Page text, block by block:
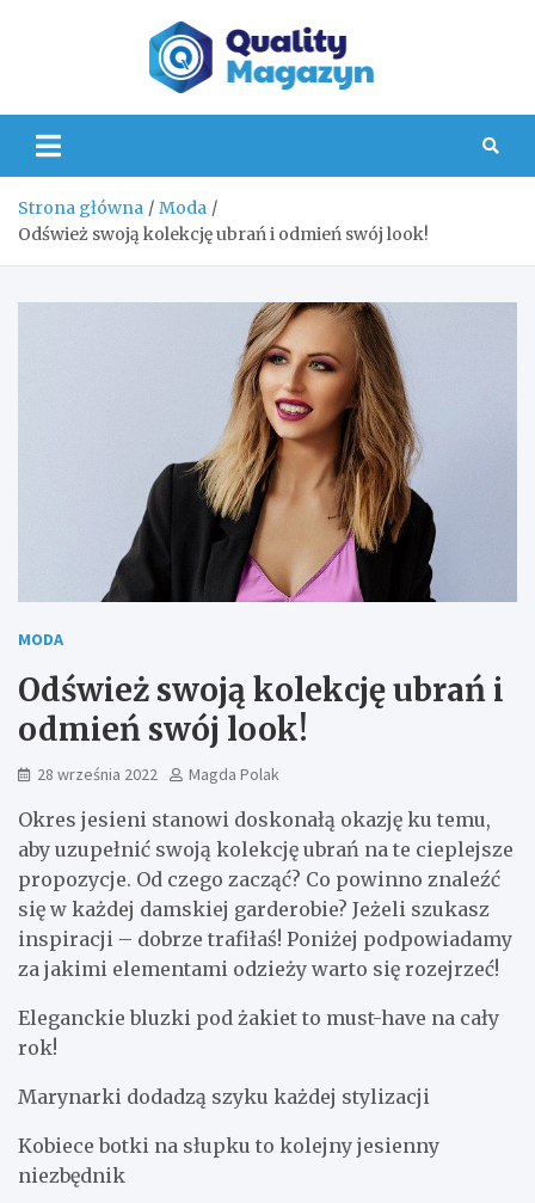
Strona główna
Moda
Odśwież swoją kolekcję ubrań i odmień swój look!
MODA
Odśwież swoją kolekcję ubrań i
odmień swój look!
28 września 2022 Magda Polak
Okres jesieni stanowi doskonałą okazję ku temu,
aby uzupełnić swoją kolekcję ubrań na te cieplejsze
propozycje. Od czego zacząć? Co powinno znaleźć
się w każdej damskiej garderobie? Jeżeli szukasz
inspiracji – dobrze trafiłaś! Poniżej podpowiadamy
za jakimi elementami odzieży warto się rozejrzeć!
Eleganckie bluzki pod żakiet to must-have na cały
rok!
Marynarki dodadzą szyku każdej stylizacji
Kobiece botki na słupku to kolejny jesienny
niezbędnik